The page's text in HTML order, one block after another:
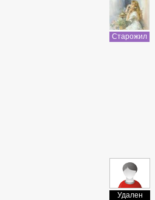
Старожил
Удален